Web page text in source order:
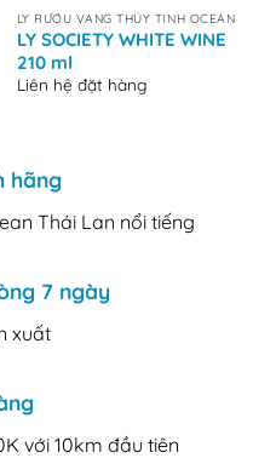
LY RƯỢU VANG THỦY TINH OCEAN
LY SOCIETY WHITE WINE
210 ml
Liên hệ đặt hàng
hãng
Thái Lan nổi tiếng
7 ngày
xuất
với 10km đầu tiên